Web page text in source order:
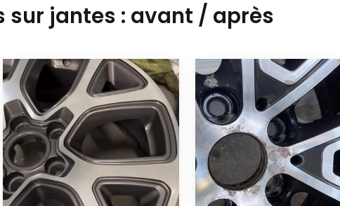
sur jantes : avant / après